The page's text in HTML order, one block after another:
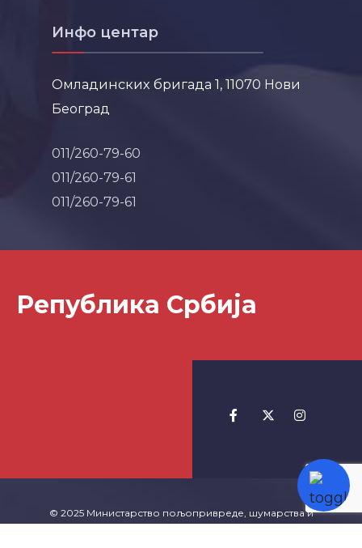
Инфо центар
Омладинских бригада 1, 11070 Нови
Београд
011/260-79-60
011/260-79-61
011/260-79-61
Република Србија
© 2025 Министарство пољопривреде, шумарства и